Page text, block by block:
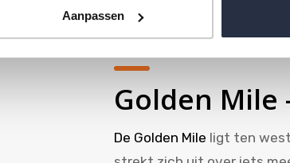
Aanpassen
Golden Mile
De Golden Mile ligt ten